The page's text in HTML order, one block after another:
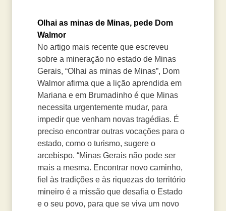
Olhai as minas de Minas, pede Dom
Walmor
No artigo mais recente que escreveu
sobre a mineração no estado de Minas
Gerais, “Olhai as minas de Minas”, Dom
Walmor afirma que a lição aprendida em
Mariana e em Brumadinho é que Minas
necessita urgentemente mudar, para
impedir que venham novas tragédias. É
preciso encontrar outras vocações para o
estado, como o turismo, sugere o
arcebispo. “Minas Gerais não pode ser
mais a mesma. Encontrar novo caminho,
fiel às tradições e às riquezas do território
mineiro é a missão que desafia o Estado
e o seu povo, para que se viva um novo